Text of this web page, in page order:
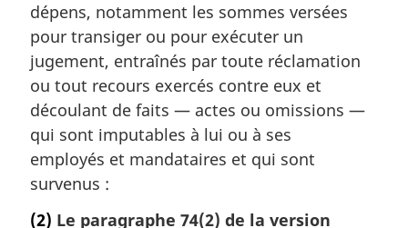
g
i
n
a
e
:
dépens, notamment les sommes versées
pour transiger ou pour exécuter un
jugement, entraînés par toute réclamation
ou tout recours exercés contre eux et
découlant de faits — actes ou omissions —
qui sont imputables à lui ou à ses
employés et mandataires et qui sont
survenus :
(2) Le paragraphe 74(2) de la version